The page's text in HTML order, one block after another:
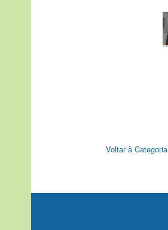
Voltar à Categoria